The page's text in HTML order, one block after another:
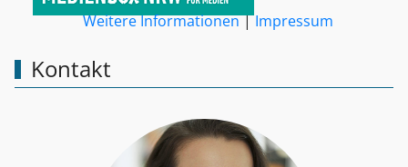
Kontakt
Weitere Informationen|Impressum